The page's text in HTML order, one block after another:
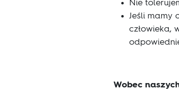
Nie
Jeśli mamy
człowieka,
Wobec